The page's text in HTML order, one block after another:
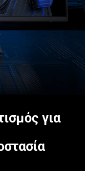
για